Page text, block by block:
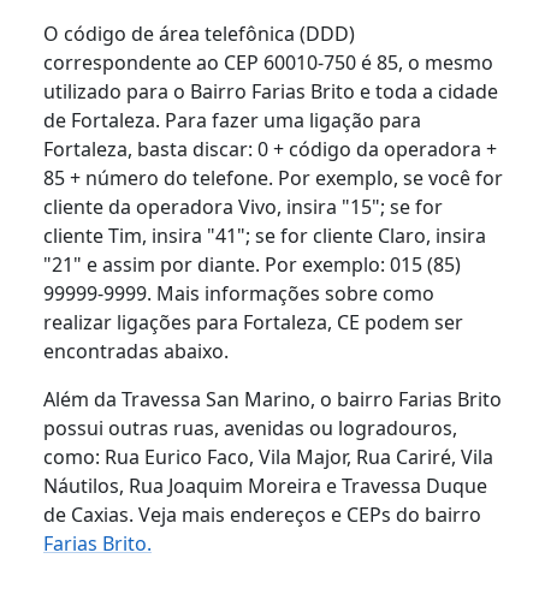
O código de área telefônica (DDD)
correspondente ao CEP 60010-750 é 85, o mesmo
utilizado para o Bairro Farias Brito e toda a cidade
de Fortaleza. Para fazer uma ligação para
Fortaleza, basta discar: 0 + código da operadora +
85 + número do telefone. Por exemplo, se você for
cliente da operadora Vivo, insira "15"; se for
cliente Tim, insira "41"; se for cliente Claro, insira
"21" e assim por diante. Por exemplo: 015 (85)
99999-9999. Mais informações sobre como
realizar ligações para Fortaleza, CE podem ser
encontradas abaixo.
Além da Travessa San Marino, o bairro Farias Brito
possui outras ruas, avenidas ou logradouros,
como: Rua Eurico Faco, Vila Major, Rua Cariré, Vila
Náutilos, Rua Joaquim Moreira e Travessa Duque
de Caxias. Veja mais endereços e CEPs do bairro
Farias Brito.